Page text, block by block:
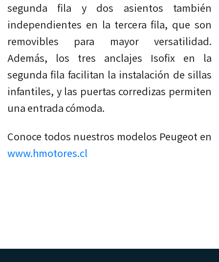
segunda fila y dos asientos también
independientes en la tercera fila, que son
removibles para mayor versatilidad.
Además, los tres anclajes Isofix en la
segunda fila facilitan la instalación de sillas
infantiles, y las puertas corredizas permiten
una entrada cómoda.
Conoce todos nuestros modelos Peugeot en
www.hmotores.cl